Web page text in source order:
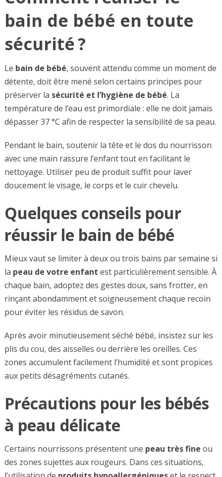
bain de bébé en toute
sécurité ?
Le bain de bébé, souvent attendu comme un moment de
détente, doit être mené selon certains principes pour
préserver la sécurité et l’hygiène de bébé. La
température de l’eau est primordiale : elle ne doit jamais
dépasser 37 °C afin de respecter la sensibilité de sa peau.
Pendant le bain, soutenir la tête et le dos du nourrisson
avec une main rassure l’enfant tout en facilitant le
nettoyage. Utiliser peu de produit suffit pour laver
doucement le visage, le corps et le cuir chevelu.
Quelques conseils pour
réussir le bain de bébé
Mieux vaut se limiter à deux ou trois bains par semaine si
la peau de votre enfant est particulièrement sensible. À
chaque bain, adoptez des gestes doux, sans frotter, en
rinçant abondamment et soigneusement chaque recoin
pour éviter les résidus de savon.
Après avoir minutieusement séché bébé, insistez sur les
plis du cou, des aisselles ou derrière les oreilles. Ces
zones accumulent facilement l’humidité et sont propices
aux petits désagréments cutanés.
Précautions pour les bébés
à peau délicate
Certains nourrissons présentent une peau très fine ou
des zones sujettes aux rougeurs. Dans ces situations,